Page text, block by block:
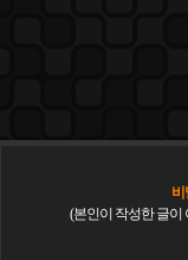
비
(본인이 작성한 글이